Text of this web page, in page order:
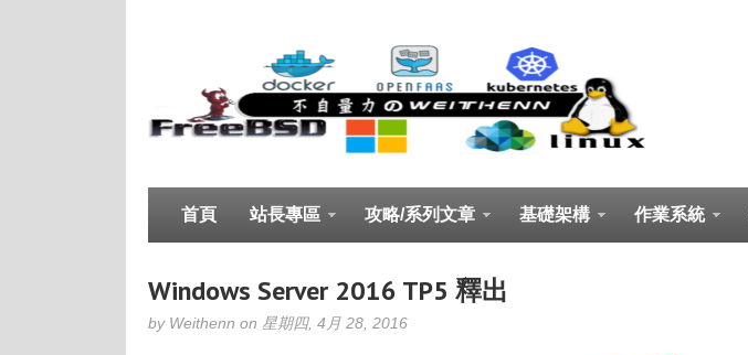
首頁 站長專區 攻略/系列文章 基礎架構 作業系統
Windows Server 2016 TP5 釋出
by Weithenn on 星期四, 4月 28, 2016